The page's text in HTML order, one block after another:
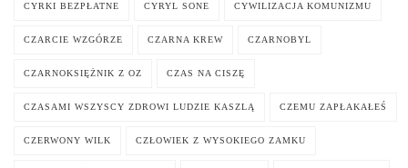
CYRKI BEZPŁATNE CYRYL SONE CYWILIZACJA KOMUNIZMU
CZARCIE WZGÓRZE CZARNA KREW CZARNOBYL
CZARNOKSIĘŻNIK Z OZ CZAS NA CISZĘ
CZASAMI WSZYSCY ZDROWI LUDZIE KASZLĄ CZEMU ZAPŁAKAŁEŚ
CZERWONY WILK CZŁOWIEK Z WYSOKIEGO ZAMKU